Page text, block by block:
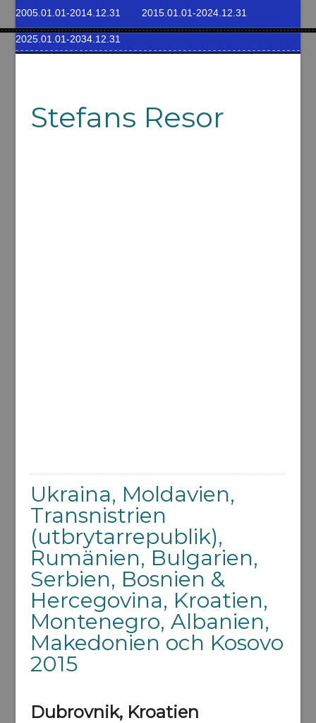
2005.01.01-2014.12.31 2015.01.01-2024.12.31
2025.01.01-2034.12.31
Stefans Resor
Ukraina, Moldavien,
Transnistrien
(utbrytarrepublik),
Rumänien, Bulgarien,
Serbien, Bosnien &
Hercegovina, Kroatien,
Montenegro, Albanien,
Makedonien och Kosovo
2015
Dubrovnik, Kroatien